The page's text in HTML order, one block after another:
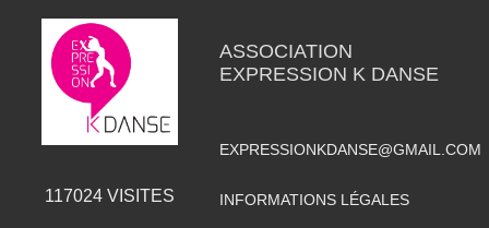
117024VISITES
ASSOCIATION
EXPRESSION K DANSE
EXPRESSIONKDANSE@GMAIL.COM
INFORMATIONS LÉGALES